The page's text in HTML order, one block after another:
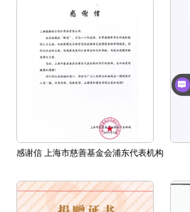
感谢信 上海市慈善基金会浦东代表机构